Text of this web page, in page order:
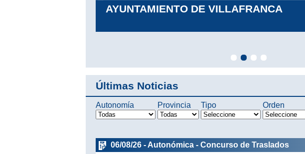
AYUNTAMIENTO DE VILLAFRANCA
Últimas Noticias
Autonomía Provincia Tipo Orden
06/08/26 - Autonómica - Concurso de Traslados